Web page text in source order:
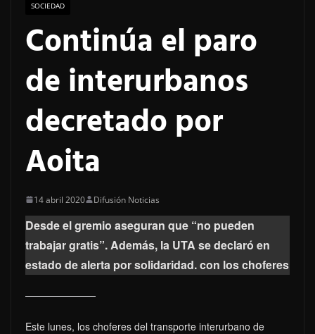
SOCIEDAD
Continúa el paro
de interurbanos
decretado por
Aoita
14 abril 2020 Difusión Noticias
Desde el gremio aseguran que “no pueden
trabajar gratis”. Además, la UTA se declaró en
estado de alerta por solidaridad. con los choferes
Este lunes, los choferes del transporte interurbano de